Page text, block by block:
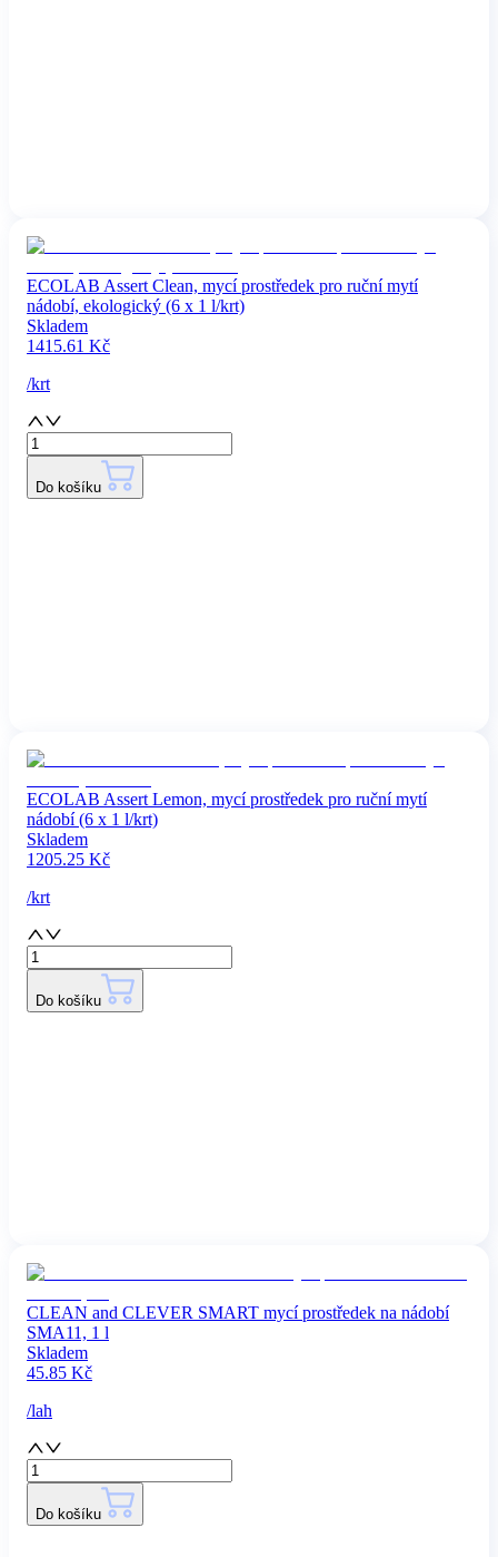
ECOLAB Assert Clean, mycí prostředek pro ruční mytí
nádobí, ekologický (6 x 1 l/krt)
Skladem
1415.61 Kč
/krt
Do košíku
ECOLAB Assert Lemon, mycí prostředek pro ruční mytí
nádobí (6 x 1 l/krt)
Skladem
1205.25 Kč
/krt
Do košíku
CLEAN and CLEVER SMART mycí prostředek na nádobí
SMA11, 1 l
Skladem
45.85 Kč
/lah
Do košíku